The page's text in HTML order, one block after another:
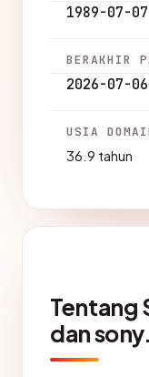
1989-07-07
BERAKHIR
2026-07-06
USIA
36.9 tahun
Tentang
dan